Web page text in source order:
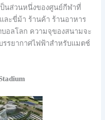
ป็นส่วนหนึ่งของศูนย์กีฬาที่
ละขี่ม้า ร้านค้า ร้านอาหาร
อลโลก ความจุของสนามจะ
รรยากาศไฟฟ้าสำหรับแมตช์